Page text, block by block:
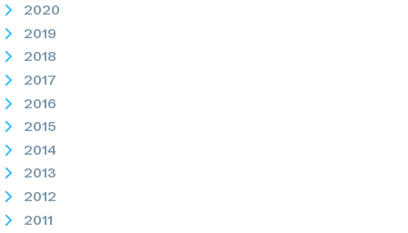
2020
2019
2018
2017
2016
2015
2014
2013
2012
2011